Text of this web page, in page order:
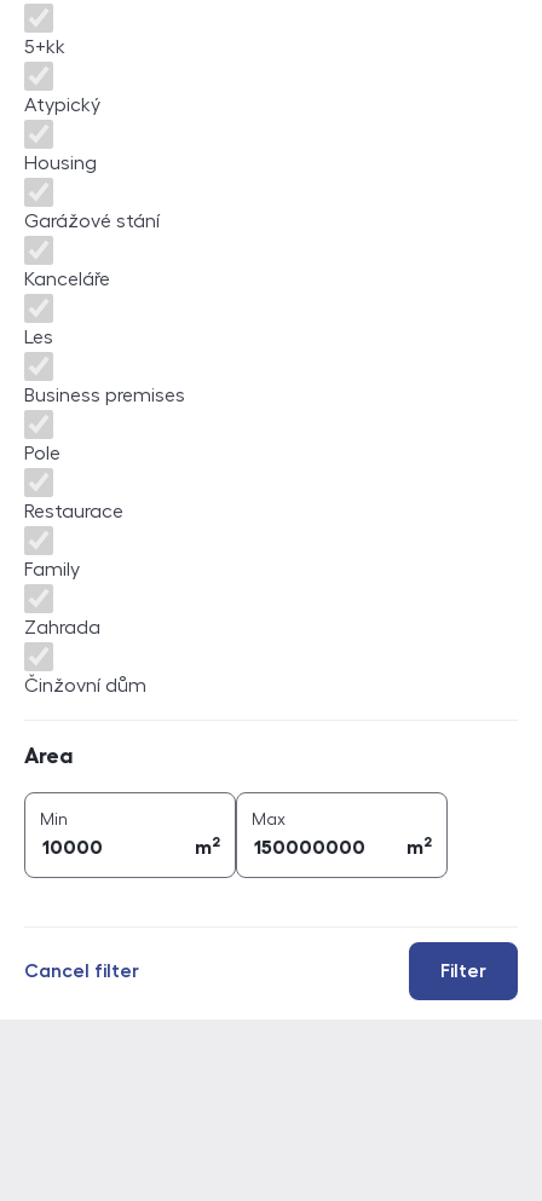
5+kk
Atypický
Housing
Garážové stání
Kanceláře
Les
Business premises
Pole
Restaurace
Family
Zahrada
Činžovní dům
Area
Min
m2
Maxarea (
m2
Filter
Cancel filter